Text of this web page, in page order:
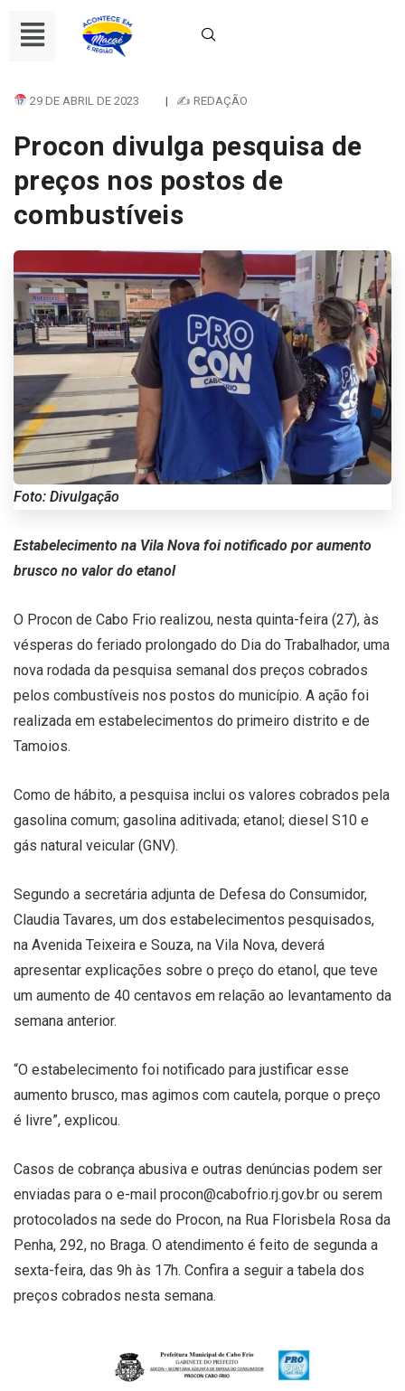
29 DE ABRIL DE 2023 | ✍ REDAÇÃO
Procon divulga pesquisa de
preços nos postos de
combustíveis
Foto: Divulgação
Estabelecimento na Vila Nova foi notificado por aumento
brusco no valor do etanol
O Procon de Cabo Frio realizou, nesta quinta-feira (27), às
vésperas do feriado prolongado do Dia do Trabalhador, uma
nova rodada da pesquisa semanal dos preços cobrados
pelos combustíveis nos postos do município. A ação foi
realizada em estabelecimentos do primeiro distrito e de
Tamoios.
Como de hábito, a pesquisa inclui os valores cobrados pela
gasolina comum; gasolina aditivada; etanol; diesel S10 e
gás natural veicular (GNV).
Segundo a secretária adjunta de Defesa do Consumidor,
Claudia Tavares, um dos estabelecimentos pesquisados,
na Avenida Teixeira e Souza, na Vila Nova, deverá
apresentar explicações sobre o preço do etanol, que teve
um aumento de 40 centavos em relação ao levantamento da
semana anterior.
“O estabelecimento foi notificado para justificar esse
aumento brusco, mas agimos com cautela, porque o preço
é livre”, explicou.
Casos de cobrança abusiva e outras denúncias podem ser
enviadas para o e-mail procon@cabofrio.rj.gov.br ou serem
protocolados na sede do Procon, na Rua Florisbela Rosa da
Penha, 292, no Braga. O atendimento é feito de segunda a
sexta-feira, das 9h às 17h. Confira a seguir a tabela dos
preços cobrados nesta semana.